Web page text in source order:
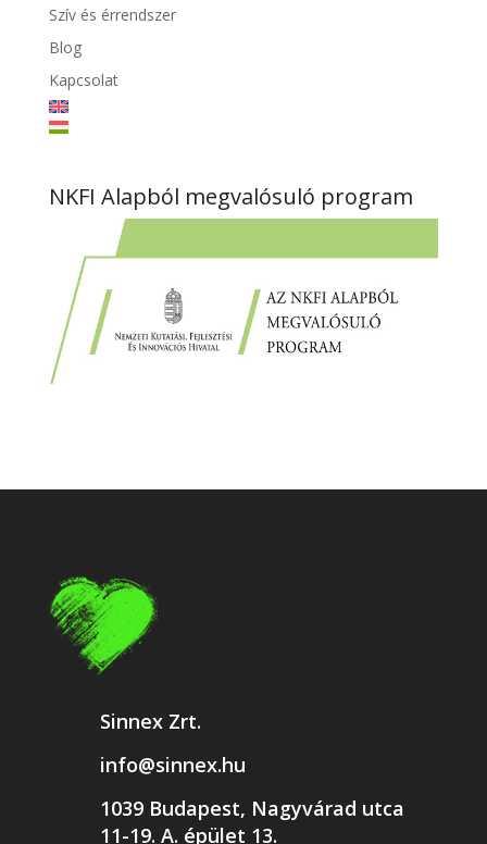
Szív és érrendszer
Blog
Kapcsolat
NKFI Alapból megvalósuló program
Sinnex Zrt.
info@sinnex.hu
1039 Budapest, Nagyvárad utca
11-19. A. épület 13.